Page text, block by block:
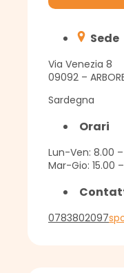
Sede
Via Venezia 8
09092 –
Sardegna
Orari
Lun-Ven: 8.00 –
Mar-Gio: 15.00
0783802097